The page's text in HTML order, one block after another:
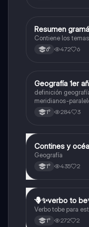
Inglés
Resumen
Contiene los
6° 472 6
Geografía
Geografía 1er
definición
meridianos-
elementos del
relativa y absoluta
1° 284 3
Geografía
Contines y
Geografía
1° 435 2
Inglés
🪻✨️verbo to
Verbo tobe para
1° 272 2